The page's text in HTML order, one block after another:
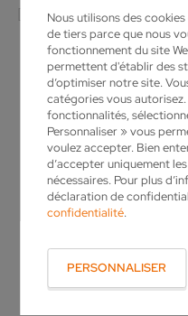
Nous utilisons des
de tiers parce que nous
fonctionnement du site
permettent d'établir des
d’optimiser notre site.
catégories vous
fonctionnalités,
Personnaliser » vous
voulez accepter. Bien
d’accepter uniquement
nécessaires. Pour plus
déclaration de
confidentialité.
PERSONNALISER
DE LAMES DE